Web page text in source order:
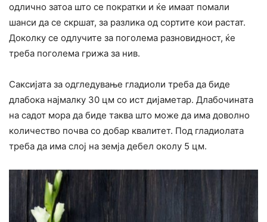
одлично затоа што се пократки и ќе имаат помали
шанси да се скршат, за разлика од сортите кои растат.
Доколку се одлучите за поголема разновидност, ќе
треба поголема грижа за нив.
Саксијата за одгледување гладиоли треба да биде
длабока најмалку 30 цм со ист дијаметар. Длабочината
на садот мора да биде таква што може да има доволно
количество почва со добар квалитет. Под гладиолата
треба да има слој на земја дебел околу 5 цм.